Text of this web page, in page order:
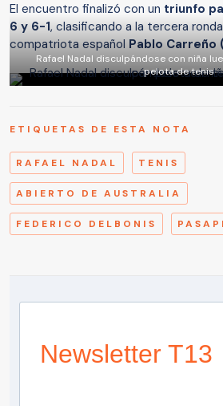
El encuentro finalizó con un triunfo
6 y 6-1, clasificando a la tercera
compatriota español Pablo Carreño
Rafael Nadal disculpándose con niña
pelota de tenis
ETIQUETAS DE ESTA NOTA
RAFAEL NADAL TENIS
ABIERTO DE AUSTRALIA
FEDERICO DELBONIS
Newsletter T13